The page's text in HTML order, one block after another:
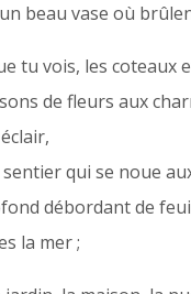
beau vase où
tu vois, les coteaux
de fleurs aux
qui se noue
débordant de
la mer ;